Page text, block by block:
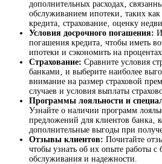
дополнительных расходах‚
обслуживанием ипотеки‚ таких
кредита‚ страхование‚ оценку
Условия досрочного погашения:
погашения кредита‚ чтобы иметь
ипотеки и сэкономить на
Страхование: Сравните условия
банками‚ и выберите наиболее
внимание на размер страховой
случаев и условия выплаты
Программы лояльности и
Узнайте о наличии программ
предложений для клиентов банка‚
дополнительные выгоды при
Отзывы клиентов: Почитайте
чтобы узнать об их опыте работы с
обслуживания и надежности.